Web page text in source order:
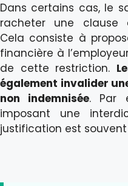
Dans certains cas, le
racheter une clause
Cela consiste à
financière à
de cette restriction.
également invalider
non indemnisée. Par
imposant une
justification est